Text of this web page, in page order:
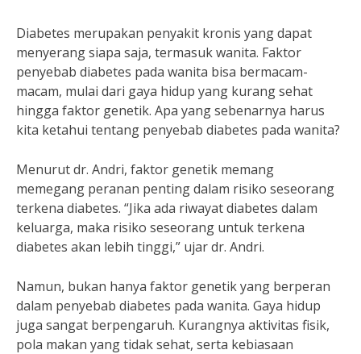
Diabetes merupakan penyakit kronis yang dapat
menyerang siapa saja, termasuk wanita. Faktor
penyebab diabetes pada wanita bisa bermacam-
macam, mulai dari gaya hidup yang kurang sehat
hingga faktor genetik. Apa yang sebenarnya harus
kita ketahui tentang penyebab diabetes pada wanita?
Menurut dr. Andri, faktor genetik memang
memegang peranan penting dalam risiko seseorang
terkena diabetes. “Jika ada riwayat diabetes dalam
keluarga, maka risiko seseorang untuk terkena
diabetes akan lebih tinggi,” ujar dr. Andri.
Namun, bukan hanya faktor genetik yang berperan
dalam penyebab diabetes pada wanita. Gaya hidup
juga sangat berpengaruh. Kurangnya aktivitas fisik,
pola makan yang tidak sehat, serta kebiasaan